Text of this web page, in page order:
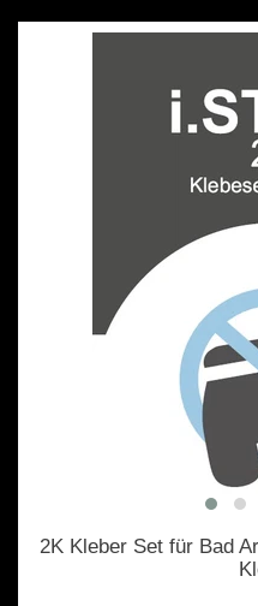
2K Kleber Set für Bad